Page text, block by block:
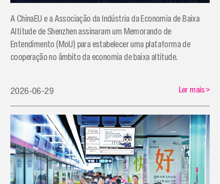
A ChinaEU e a Associação da Indústria da Economia de Baixa
Altitude de Shenzhen assinaram um Memorando de
Entendimento (MoU) para estabelecer uma plataforma de
cooperação no âmbito da economia de baixa altitude.
2026-06-29 Ler mais>